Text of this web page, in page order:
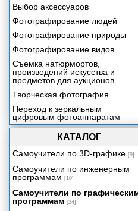
Выбор аксессуаров
Фотографирование людей
Фотографирование природы
Фотографирование видов
Съемка натюрмортов,
произведений искусства и
предметов для аукционов
Творческая фотография
Переход к зеркальным
цифровым фотоаппаратам
КАТАЛОГ
Самоучители по 3D-графике [9]
Самоучители по инженерным
программам [10]
Самоучители по
программам [24]